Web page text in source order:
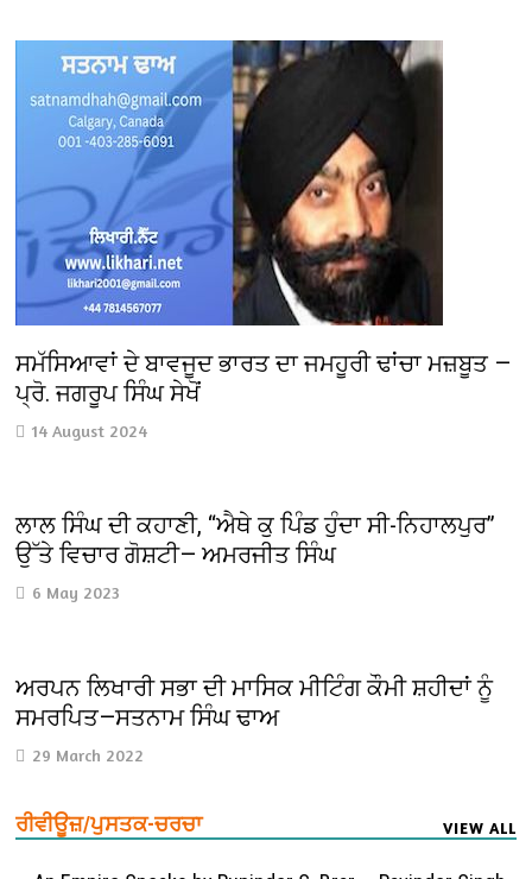
ਸਮੱਸਿਆਵਾਂ ਦੇ ਬਾਵਜੂਦ ਭਾਰਤ ਦਾ ਜਮਹੂਰੀ ਢਾਂਚਾ ਮਜ਼ਬੂਤ —
ਪ੍ਰੋ. ਜਗਰੂਪ ਸਿੰਘ ਸੇਖੋਂ
14 August 2024
ਲਾਲ ਸਿੰਘ ਦੀ ਕਹਾਣੀ, “ਐਥੇ ਕੁ ਪਿੰਡ ਹੁੰਦਾ ਸੀ-ਨਿਹਾਲਪੁਰ”
ਉੱਤੇ ਵਿਚਾਰ ਗੋਸ਼ਟੀ— ਅਮਰਜੀਤ ਸਿੰਘ
6 May 2023
ਅਰਪਨ ਲਿਖਾਰੀ ਸਭਾ ਦੀ ਮਾਸਿਕ ਮੀਟਿੰਗ ਕੌਮੀ ਸ਼ਹੀਦਾਂ ਨੂੰ
ਸਮਰਪਿਤ—ਸਤਨਾਮ ਸਿੰਘ ਢਾਅ
29 March 2022
ਰੀਵੀਊਜ਼/ਪੁਸਤਕ-ਚਰਚਾ VIEW ALL